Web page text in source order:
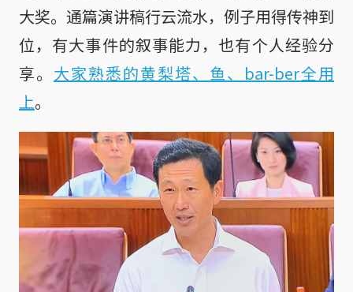
大奖。通篇演讲稿行云流水，例子用得传神到
位，有大事件的叙事能力，也有个人经验分
享。 大家熟悉的黄梨塔、鱼、bar-ber全用
上。